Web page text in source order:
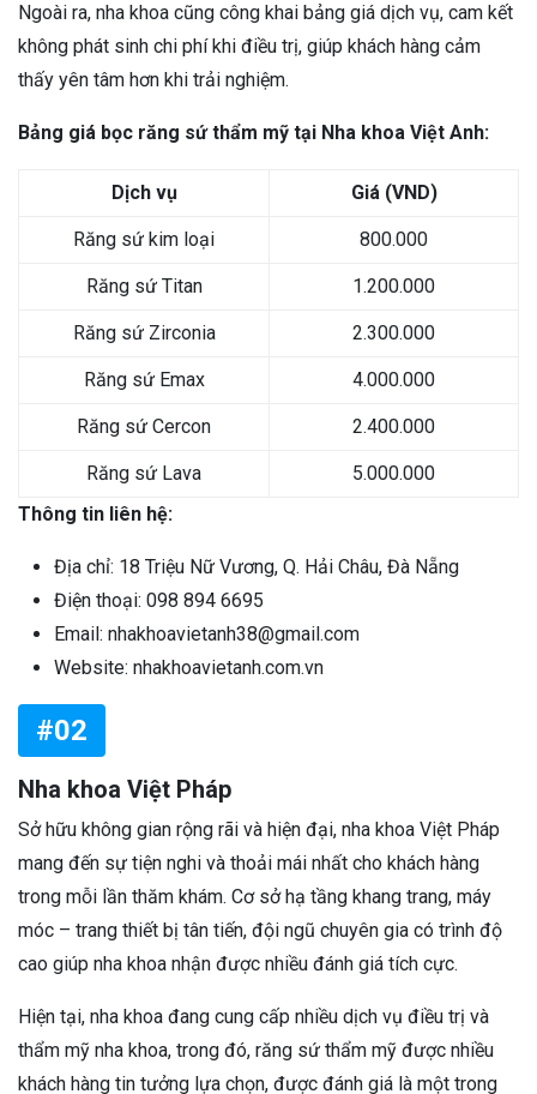
Ngoài ra, nha khoa cũng công khai bảng giá dịch vụ, cam kết
không phát sinh chi phí khi điều trị, giúp khách hàng cảm
thấy yên tâm hơn khi trải nghiệm.
Bảng giá bọc răng sứ thẩm mỹ tại Nha khoa Việt Anh:
Dịch vụ Giá (VND)
Răng sứ kim loại 800.000
Răng sứ Titan 1.200.000
Răng sứ Zirconia 2.300.000
Răng sứ Emax 4.000.000
Răng sứ Cercon 2.400.000
Răng sứ Lava
5.000.000
Thông tin liên hệ:
Địa chỉ: 18 Triệu Nữ Vương, Q. Hải Châu, Đà Nẵng
Điện thoại: 098 894 6695
Email: nhakhoavietanh38@gmail.com
Website: nhakhoavietanh.com.vn
#02
Nha khoa Việt Pháp
Sở hữu không gian rộng rãi và hiện đại, nha khoa Việt Pháp
mang đến sự tiện nghi và thoải mái nhất cho khách hàng
trong mỗi lần thăm khám. Cơ sở hạ tầng khang trang, máy
móc – trang thiết bị tân tiến, đội ngũ chuyên gia có trình độ
cao giúp nha khoa nhận được nhiều đánh giá tích cực.
Hiện tại, nha khoa đang cung cấp nhiều dịch vụ điều trị và
thẩm mỹ nha khoa, trong đó, răng sứ thẩm mỹ được nhiều
khách hàng tin tưởng lựa chọn, được đánh giá là một trong